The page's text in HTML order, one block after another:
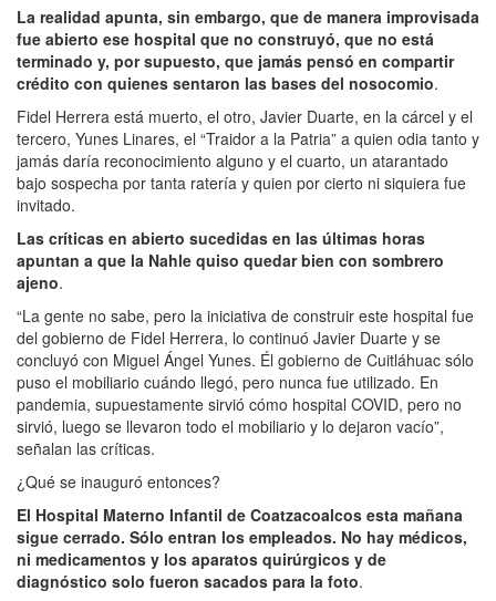
La realidad apunta, sin embargo, que de manera improvisada
fue abierto ese hospital que no construyó, que no está
terminado y, por supuesto, que jamás pensó en compartir
crédito con quienes sentaron las bases del nosocomio.
Fidel Herrera está muerto, el otro, Javier Duarte, en la cárcel y el
tercero, Yunes Linares, el “Traidor a la Patria” a quien odia tanto y
jamás daría reconocimiento alguno y el cuarto, un atarantado
bajo sospecha por tanta ratería y quien por cierto ni siquiera fue
invitado.
Las críticas en abierto sucedidas en las últimas horas
apuntan a que la Nahle quiso quedar bien con sombrero
ajeno.
“La gente no sabe, pero la iniciativa de construir este hospital fue
del gobierno de Fidel Herrera, lo continuó Javier Duarte y se
concluyó con Miguel Ángel Yunes. Él gobierno de Cuitláhuac sólo
puso el mobiliario cuándo llegó, pero nunca fue utilizado. En
pandemia, supuestamente sirvió cómo hospital COVID, pero no
sirvió, luego se llevaron todo el mobiliario y lo dejaron vacío”,
señalan las críticas.
¿Qué se inauguró entonces?
El Hospital Materno Infantil de Coatzacoalcos esta mañana
sigue cerrado. Sólo entran los empleados. No hay médicos,
ni medicamentos y los aparatos quirúrgicos y de
diagnóstico solo fueron sacados para la foto.